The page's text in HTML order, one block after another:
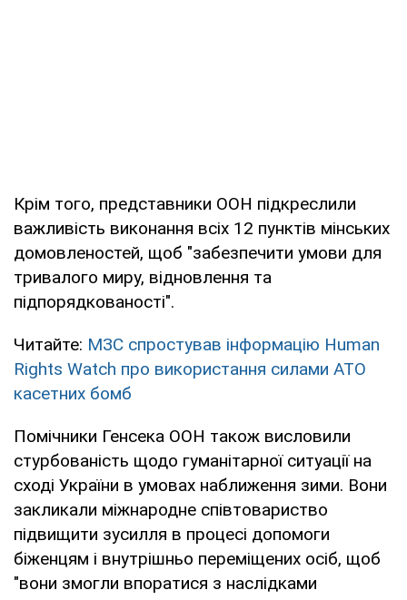
Крім того, представники ООН підкреслили
важливість виконання всіх 12 пунктів мінських
домовленостей, щоб "забезпечити умови для
тривалого миру, відновлення та
підпорядкованості".
Читайте: МЗС спростував інформацію Human
Rights Watch про використання силами АТО
касетних бомб
Помічники Генсека ООН також висловили
стурбованість щодо гуманітарної ситуації на
сході України в умовах наближення зими. Вони
закликали міжнародне співтовариство
підвищити зусилля в процесі допомоги
біженцям і внутрішньо переміщених осіб, щоб
"вони змогли впоратися з наслідками